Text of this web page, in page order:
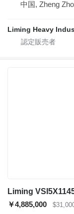
中国, Zheng
Liming Heavy
Liming
￥4,885,000